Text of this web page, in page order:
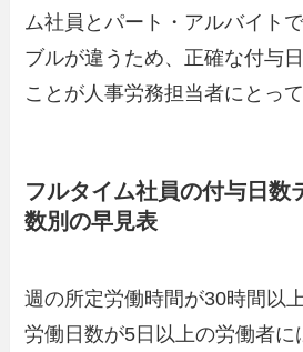
ム社員とパート・アルバイト
ブルが違うため、正確な付与
ことが人事労務担当者にとっ
フルタイム社員の付与日数
数別の早見表
週の所定労働時間が30時間以
労働日数が5日以上の労働者に